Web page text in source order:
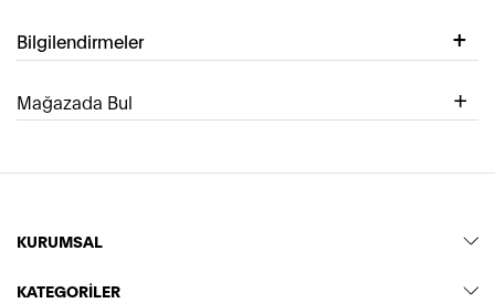
Bilgilendirmeler
Mağazada Bul
KURUMSAL
KATEGORİLER